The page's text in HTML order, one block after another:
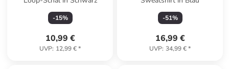
-15%
10,99 €
UVP: 12,99 €*
-51%
16,99 €
UVP: 34,99 €*